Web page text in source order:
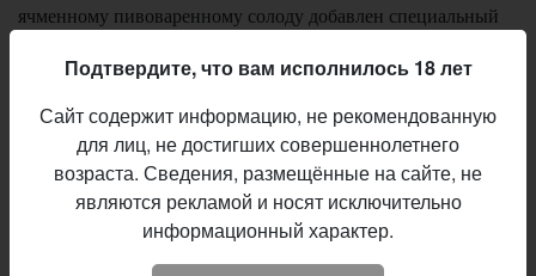
ячменному пивоваренному солоду добавлен специальный
дображивает по классической технологии в закрытых
Окончательное созревание продолжается 21 день.
Пивоварня:
Бочкари
Стиль:
Lager - Euro Pale
4,8%
Подтвердите, что вам исполнилось 18 лет
Сайт содержит информацию, не рекомендованную
для лиц, не достигших совершеннолетнего
возраста. Сведения, размещённые на сайте, не
являются рекламой и носят исключительно
информационный характер.